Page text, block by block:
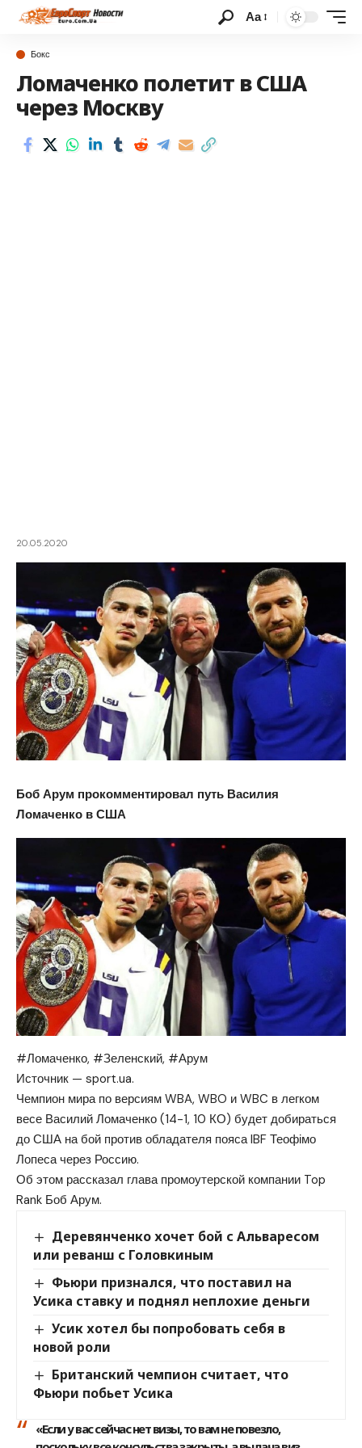
Аа
Бокс
Ломаченко полетит в США
через Москву
20.05.2020
Боб Арум прокомментировал путь Василия
Ломаченко в США
#Ломаченко, #Зеленский, #Арум
Источник — sport.ua.
Чемпион мира по версиям WBA, WBO и WBC в легком
весе Василий Ломаченко (14-1, 10 КО) будет добираться
до США на бой против обладателя пояса IBF Теофімо
Лопеса через Россию.
Об этом рассказал глава промоутерской компании Top
Rank Боб Арум.
Деревянченко хочет бой с Альваресом
или реванш с Головкиным
Фьюри признался, что поставил на
Усика ставку и поднял неплохие деньги
Усик хотел бы попробовать себя в
новой роли
Британский чемпион считает, что
Фьюри побьет Усика
«Если у вас сейчас нет визы, то вам не повезло,